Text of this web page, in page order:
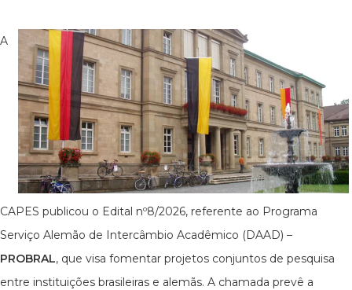
A
CAPES publicou o Edital nº8/2026, referente ao Programa
Serviço Alemão de Intercâmbio Acadêmico (DAAD) –
PROBRAL, que visa fomentar projetos conjuntos de pesquisa
entre instituições brasileiras e alemãs. A chamada prevê a